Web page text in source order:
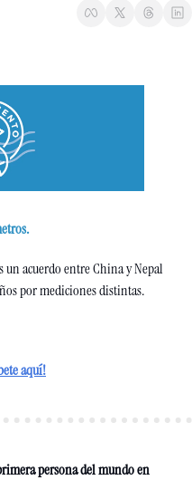
un acuerdo entre China y Nepal
por mediciones distintas.
aquí!
persona del mundo en